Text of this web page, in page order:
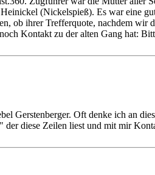
(Nickelspieß). Es war eine
ob ihrer Trefferquote, nachdem wir
Kontakt zu der alten Gang hat:
Oft denke ich an
diese Zeilen liest und mit mir